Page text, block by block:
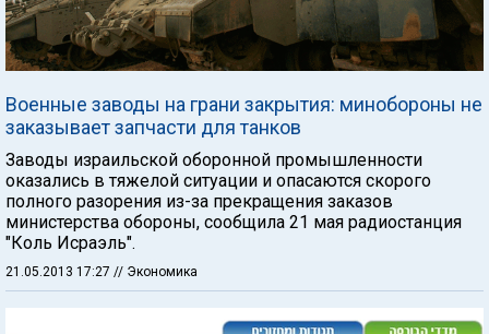
Военные заводы на грани закрытия: минобороны не
заказывает запчасти для танков
Заводы израильской оборонной промышленности
оказались в тяжелой ситуации и опасаются скорого
полного разорения из-за прекращения заказов
министерства обороны, сообщила 21 мая радиостанция
"Коль Исраэль".
21.05.2013 17:27 // Экономика